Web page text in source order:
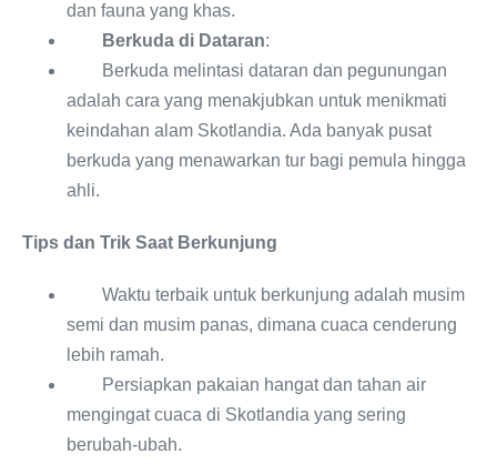
dan fauna yang khas.
Berkuda di Dataran:
Berkuda melintasi dataran dan pegunungan
adalah cara yang menakjubkan untuk menikmati
keindahan alam Skotlandia. Ada banyak pusat
berkuda yang menawarkan tur bagi pemula hingga
ahli.
Tips dan Trik Saat Berkunjung
Waktu terbaik untuk berkunjung adalah musim
semi dan musim panas, dimana cuaca cenderung
lebih ramah.
Persiapkan pakaian hangat dan tahan air
mengingat cuaca di Skotlandia yang sering
berubah-ubah.